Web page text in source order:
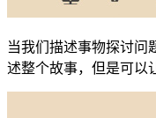
当我们描述事物探讨问
述整个故事，但是可以